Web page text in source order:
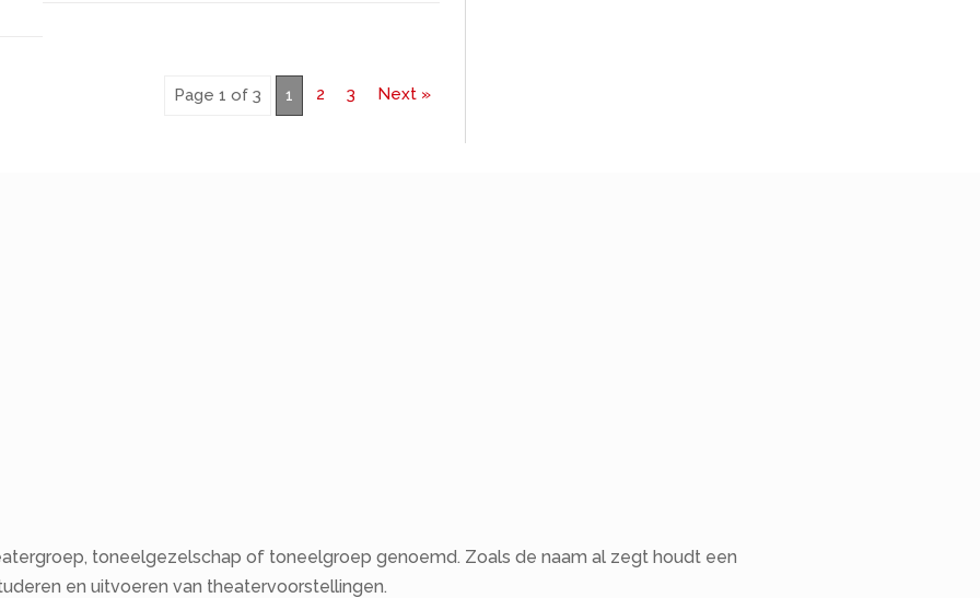
Page 1 of 3 1 2 3 Next »
toneelgezelschap of toneelgroep genoemd. Zoals de naam al zegt houdt een
en uitvoeren van theatervoorstellingen.